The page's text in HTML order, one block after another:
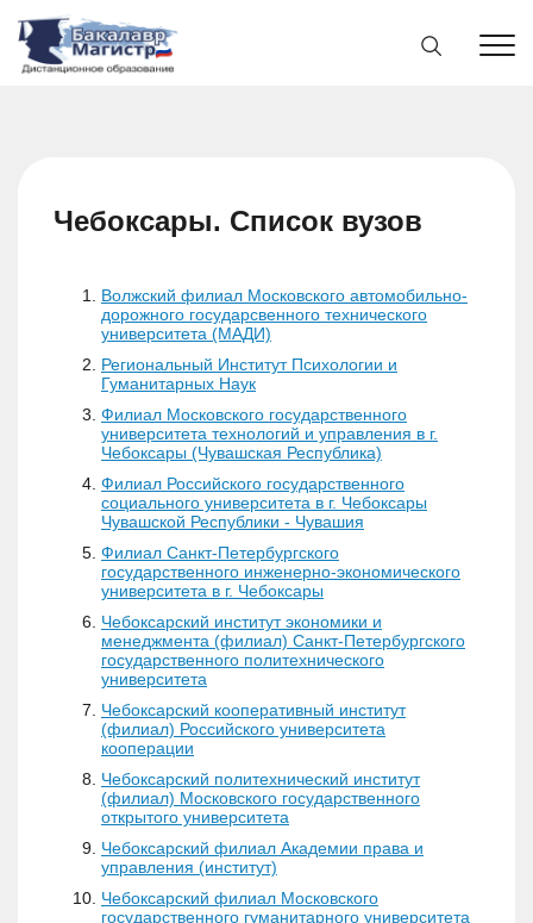
Чебоксары. Список вузов
Волжский филиал Московского автомобильно-
дорожного государсвенного технического
университета (МАДИ)
Региональный Институт Психологии и
Гуманитарных Наук
Филиал Московского государственного
университета технологий и управления в г.
Чебоксары (Чувашская Республика)
Филиал Российского государственного
социального университета в г. Чебоксары
Чувашской Республики - Чувашия
Филиал Санкт-Петербургского
государственного инженерно-экономического
университета в г. Чебоксары
Чебоксарский институт экономики и
менеджмента (филиал) Санкт-Петербургского
государственного политехнического
университета
Чебоксарский кооперативный институт
(филиал) Российского университета
кооперации
Чебоксарский политехнический институт
(филиал) Московского государственного
открытого университета
Чебоксарский филиал Академии права и
управления (институт)
Чебоксарский филиал Московского
государственного гуманитарного университета